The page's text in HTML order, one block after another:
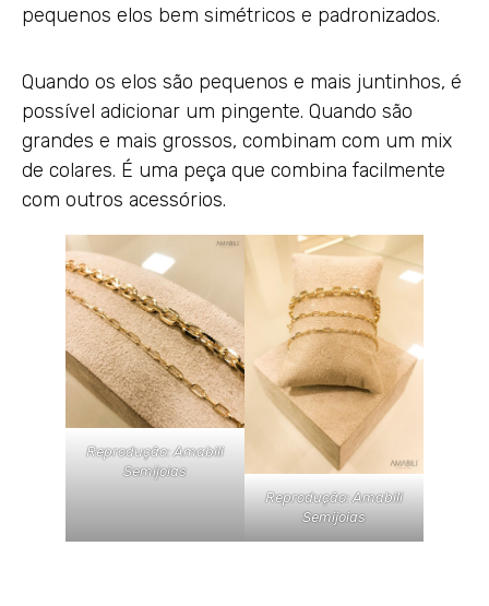
pequenos elos bem simétricos e padronizados.
Quando os elos são pequenos e mais juntinhos, é
possível adicionar um pingente. Quando são
grandes e mais grossos, combinam com um mix
de colares. É uma peça que combina facilmente
com outros acessórios.
Reprodução: Amabili
Semijoias
Reprodução: Amabili
Semijoias